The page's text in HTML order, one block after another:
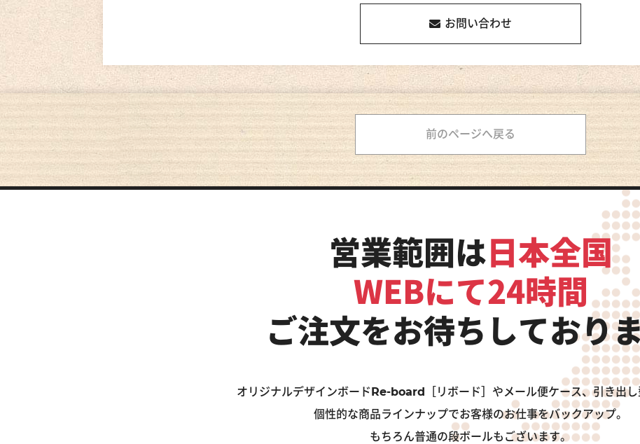
お問い合わせ
前のページへ戻る
営業範囲は日本全国
WEBにて24時間
ご注文をお待ちしており
オリジナルデザインボードRe-board［リボード］やメール便ケース、引き出
個性的な商品ラインナップでお客様のお仕事をバックアップ。
もちろん普通の段ボールもございます。